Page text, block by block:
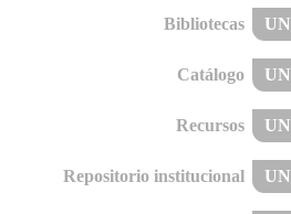
Bibliotecas
Catálogo
Recursos
Repositorio institucional